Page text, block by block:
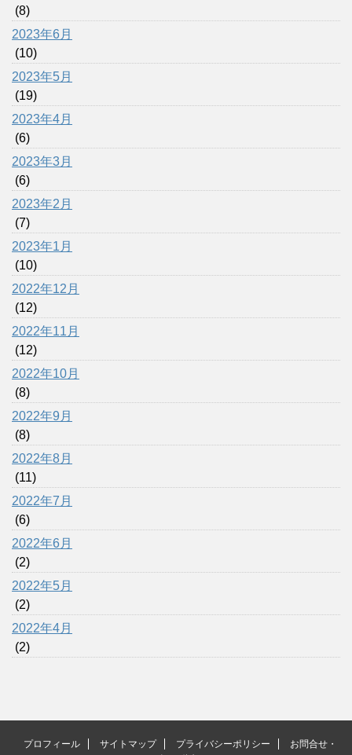
(8)
2023年6月
(10)
2023年5月
(19)
2023年4月
(6)
2023年3月
(6)
2023年2月
(7)
2023年1月
(10)
2022年12月
(12)
2022年11月
(12)
2022年10月
(8)
2022年9月
(8)
2022年8月
(11)
2022年7月
(6)
2022年6月
(2)
2022年5月
(2)
2022年4月
(2)
プロフィール サイトマップ プライバシーポリシー
お問合せ・